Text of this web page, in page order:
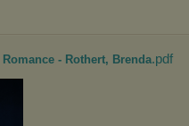
- Rothert, Brenda.pdf